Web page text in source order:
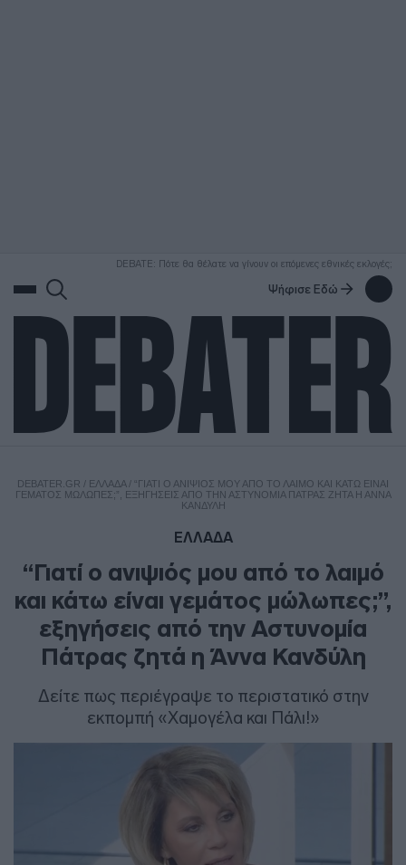
DEBATE: Πότε θα θέλατε να γίνουν οι επόμενες εθνικές εκλογές;
Ψήφισε Εδώ
DEBATER.GR / ΕΛΛΑΔΑ/ “ΓΙΑΤΊ Ο ΑΝΙΨΙΌΣ ΜΟΥ ΑΠΌ ΤΟ ΛΑΙΜΌ ΚΑΙ ΚΆΤΩ ΕΊΝΑΙ
ΓΕΜΆΤΟΣ ΜΏΛΩΠΕΣ;”, ΕΞΗΓΉΣΕΙΣ ΑΠΌ ΤΗΝ ΑΣΤΥΝΟΜΊΑ ΠΆΤΡΑΣ ΖΗΤΆ Η ΆΝΝΑ
ΚΑΝΔΎΛΗ
ΕΛΛΑΔΑ
“Γιατί ο ανιψιός μου από το λαιμό
και κάτω είναι γεμάτος μώλωπες;”,
εξηγήσεις από την Αστυνομία
Πάτρας ζητά η Άννα Κανδύλη
Δείτε πως περιέγραψε το περιστατικό στην
εκπομπή «Χαμογέλα και Πάλι!»